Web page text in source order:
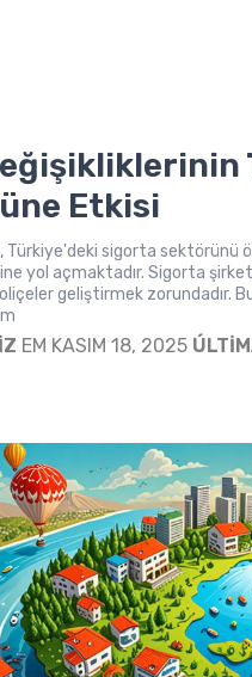
Etkisi
Türkiye'deki sigorta sektörünü
yol açmaktadır. Sigorta
geliştirmek zorundadır.
EM KASIM 18, 2025